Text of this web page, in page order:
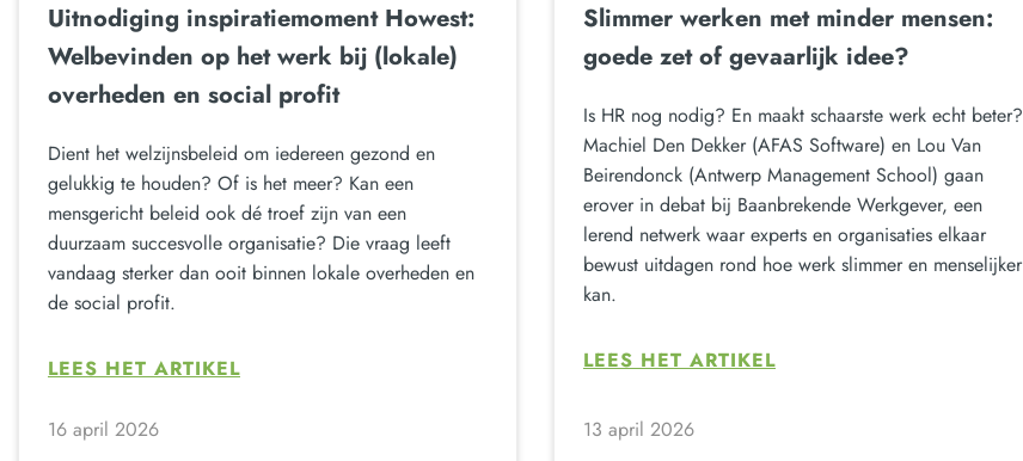
Uitnodiging inspiratiemoment Howest:
Welbevinden op het werk bij (lokale)
overheden en social profit
Dient het welzijnsbeleid om iedereen gezond en
gelukkig te houden? Of is het meer? Kan een
mensgericht beleid ook dé troef zijn van een
duurzaam succesvolle organisatie? Die vraag leeft
vandaag sterker dan ooit binnen lokale overheden en
de social profit.
LEES HET ARTIKEL
16 april 2026
Slimmer werken met minder mensen:
goede zet of gevaarlijk idee?
Is HR nog nodig? En maakt schaarste werk echt beter?
Machiel Den Dekker (AFAS Software) en Lou Van
Beirendonck (Antwerp Management School) gaan
erover in debat bij Baanbrekende Werkgever, een
lerend netwerk waar experts en organisaties elkaar
bewust uitdagen rond hoe werk slimmer en menselijker
kan.
LEES HET ARTIKEL
13 april 2026